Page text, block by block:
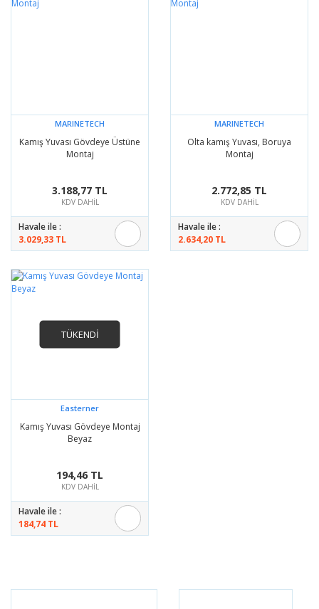
MARINETECH
Kamış Yuvası Gövdeye Üstüne
Montaj
3.188,77 TL
KDV DAHİL
Havale ile :
3.029,33 TL
MARINETECH
Olta kamış Yuvası, Boruya
Montaj
2.772,85 TL
KDV DAHİL
Havale ile :
2.634,20 TL
TÜKENDİ
Easterner
Kamış Yuvası Gövdeye Montaj
Beyaz
194,46 TL
KDV DAHİL
Havale ile :
184,74 TL